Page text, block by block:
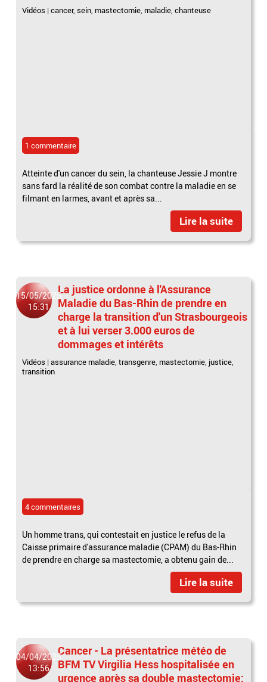
Vidéos |cancer,sein, mastectomie, maladie,chanteuse
1 commentaire
Atteinte d'un cancer du sein, la chanteuse Jessie J montre
sans fard la réalité de son combat contre la maladie en se
filmant en larmes, avant et après sa...
Lire la suite
15/05/2025
15:31
La justice ordonne à l'Assurance
Maladie du Bas-Rhin de prendre en
charge la transition d'un Strasbourgeois
et à lui verser 3.000 euros de
dommages et intérêts
Vidéos |assurance maladie,transgenre, mastectomie, justice,
transition
4 commentaires
Un homme trans, qui contestait en justice le refus de la
Caisse primaire d'assurance maladie (CPAM) du Bas-Rhin
de prendre en charge sa mastectomie, a obtenu gain de...
Lire la suite
04/04/2025
13:56
Cancer - La présentatrice météo de
BFM TV Virgilia Hess hospitalisée en
urgence après sa double mastectomie: